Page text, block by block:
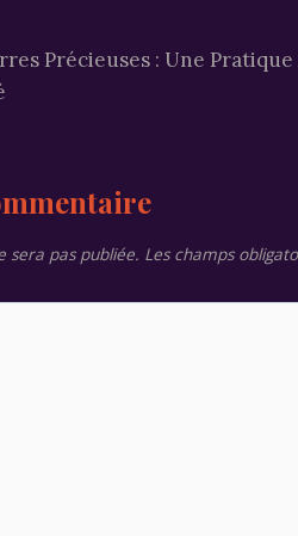
Précieuses : Une
sera pas publiée. Les champs